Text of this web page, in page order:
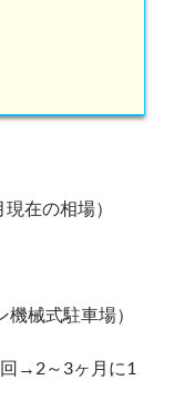
在の相場）
械式駐車場）
→2～3ヶ月に1